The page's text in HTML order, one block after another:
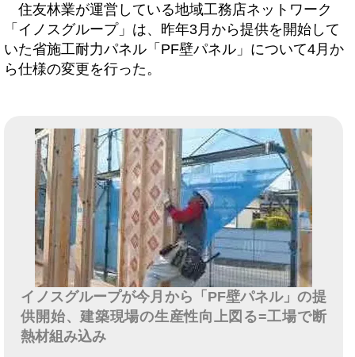
住友林業が運営している地域工務店ネットワーク
「イノスグループ」は、昨年3月から提供を開始して
いた省施工耐力パネル「PF壁パネル」について4月か
ら仕様の変更を行った。
イノスグループが今月から「PF壁パネル」の提
供開始、建築現場の生産性向上図る=工場で断
熱材組み込み